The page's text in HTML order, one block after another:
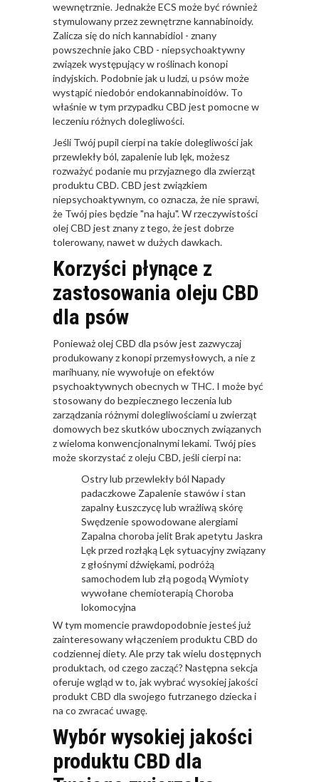
wewnętrznie. Jednakże ECS może być również
stymulowany przez zewnętrzne kannabinoidy.
Zalicza się do nich kannabidiol - znany
powszechnie jako CBD - niepsychoaktywny
związek występujący w roślinach konopi
indyjskich. Podobnie jak u ludzi, u psów może
wystąpić niedobór endokannabinoidów. To
właśnie w tym przypadku CBD jest pomocne w
leczeniu różnych dolegliwości.
Jeśli Twój pupil cierpi na takie dolegliwości jak
przewlekły ból, zapalenie lub lęk, możesz
rozważyć podanie mu przyjaznego dla zwierząt
produktu CBD. CBD jest związkiem
niepsychoaktywnym, co oznacza, że nie sprawi,
że Twój pies będzie "na haju". W rzeczywistości
olej CBD jest znany z tego, że jest dobrze
tolerowany, nawet w dużych dawkach.
Korzyści płynące z
zastosowania oleju CBD
dla psów
Ponieważ olej CBD dla psów jest zazwyczaj
produkowany z konopi przemysłowych, a nie z
marihuany, nie wywołuje on efektów
psychoaktywnych obecnych w THC. I może być
stosowany do bezpiecznego leczenia lub
zarządzania różnymi dolegliwościami u zwierząt
domowych bez skutków ubocznych związanych
z wieloma konwencjonalnymi lekami. Twój pies
może skorzystać z oleju CBD, jeśli cierpi na:
Ostry lub przewlekły ból Napady
padaczkowe Zapalenie stawów i stan
zapalny Łuszczycę lub wrażliwą skórę
Swędzenie spowodowane alergiami
Zapalna choroba jelit Brak apetytu Jaskra
Lęk przed rozłąką Lęk sytuacyjny związany
z głośnymi dźwiękami, podróżą
samochodem lub złą pogodą Wymioty
wywołane chemioterapią Choroba
lokomocyjna
W tym momencie prawdopodobnie jesteś już
zainteresowany włączeniem produktu CBD do
codziennej diety. Ale przy tak wielu dostępnych
produktach, od czego zacząć? Następna sekcja
oferuje wgląd w to, jak wybrać wysokiej jakości
produkt CBD dla swojego futrzanego dziecka i
na co zwracać uwagę.
Wybór wysokiej jakości
produktu CBD dla